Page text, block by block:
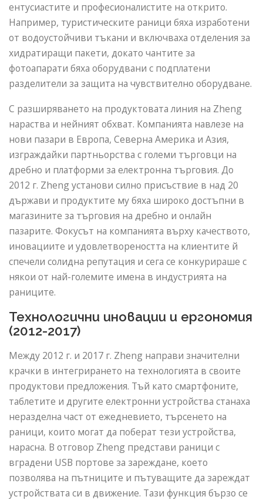
ентусиастите и професионалистите на открито.
Например, туристическите раници бяха изработени
от водоустойчиви тъкани и включваха отделения за
хидратиращи пакети, докато чантите за
фотоапарати бяха оборудвани с подплатени
разделители за защита на чувствително оборудване.
С разширяването на продуктовата линия на Zheng
нараства и нейният обхват. Компанията навлезе на
нови пазари в Европа, Северна Америка и Азия,
изграждайки партньорства с големи търговци на
дребно и платформи за електронна търговия. До
2012 г. Zheng установи силно присъствие в над 20
държави и продуктите му бяха широко достъпни в
магазините за търговия на дребно и онлайн
пазарите. Фокусът на компанията върху качеството,
иновациите и удовлетвореността на клиентите й
спечели солидна репутация и сега се конкурираше с
някои от най-големите имена в индустрията на
раниците.
Технологични иновации и ергономия
(2012-2017)
Между 2012 г. и 2017 г. Zheng направи значителни
крачки в интегрирането на технологията в своите
продуктови предложения. Тъй като смартфоните,
таблетите и другите електронни устройства станаха
неразделна част от ежедневието, търсенето на
раници, които могат да поберат тези устройства,
нарасна. В отговор Zheng представи раници с
вградени USB портове за зареждане, което
позволява на пътниците и пътуващите да зареждат
устройствата си в движение. Тази функция бързо се